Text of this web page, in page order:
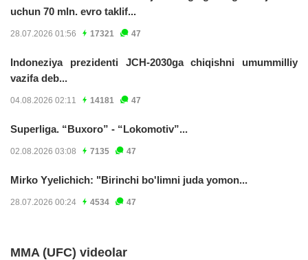
uchun 70 mln. evro taklif...
28.07.2026 01:56 17321 47
Indoneziya prezidenti JCH-2030ga chiqishni umummilliy
vazifa deb...
04.08.2026 02:11 14181 47
Superliga. “Buxoro” - “Lokomotiv”...
02.08.2026 03:08 7135 47
Mirko Yyelichich: "Birinchi bo'limni juda yomon...
28.07.2026 00:24 4534 47
MMA (UFC) videolar